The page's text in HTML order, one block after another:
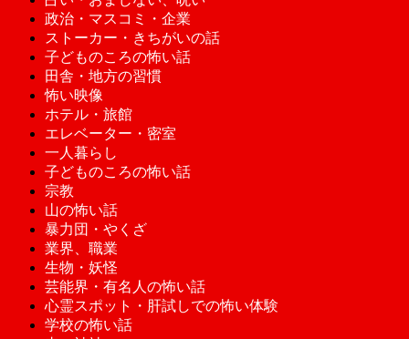
政治・マスコミ・企業
ストーカー・きちがいの話
子どものころの怖い話
田舎・地方の習慣
怖い映像
ホテル・旅館
エレベーター・密室
一人暮らし
子どものころの怖い話
宗教
山の怖い話
暴力団・やくざ
業界、職業
生物・妖怪
芸能界・有名人の怖い話
心霊スポット・肝試しでの怖い体験
学校の怖い話